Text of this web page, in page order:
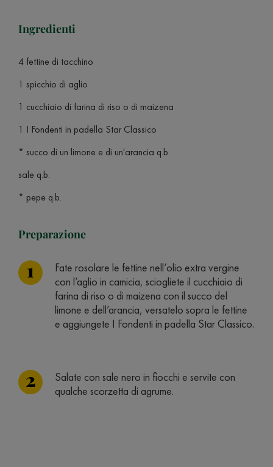
Ingredienti
4 fettine di tacchino
1 spicchio di aglio
1 cucchiaio di farina di riso o di maizena
1 I Fondenti in padella Star Classico
* succo di un limone e di un'arancia q.b.
sale q.b.
* pepe q.b.
Preparazione
Fate rosolare le fettine nell’olio extra vergine
con l’aglio in camicia, sciogliete il cucchiaio di
farina di riso o di maizena con il succo del
limone e dell’arancia, versatelo sopra le fettine
e aggiungete I Fondenti in padella Star Classico.
Salate con sale nero in fiocchi e servite con
qualche scorzetta di agrume.